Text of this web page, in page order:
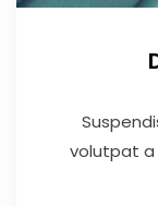
volutpat